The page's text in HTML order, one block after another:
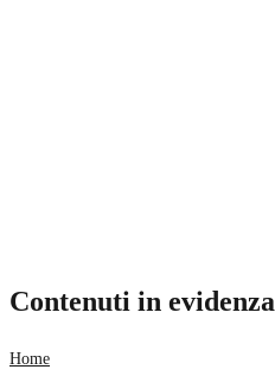
Contenuti in evidenza
Home